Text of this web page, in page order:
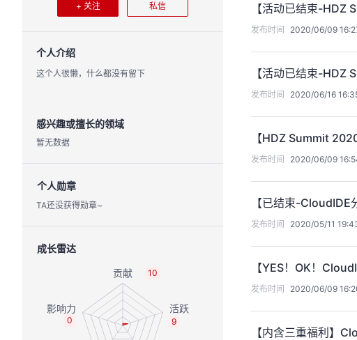
+ 关注 私信
个人介绍
这个人很懒，什么都没有留下
感兴趣或擅长的领域
暂无数据
个人勋章
TA还没获得勋章~
成长雷达
10
9
0
【活动已结束-HDZ
发布时间 2020/06/09
【活动已结束-HDZ
发布时间 2020/06/16
【HDZ Summit
发布时间 2020/06/09
【已结束-
发布时间 2020/05/11
【YES！OK！
发布时间 2020/06/09
【内含三重福利】